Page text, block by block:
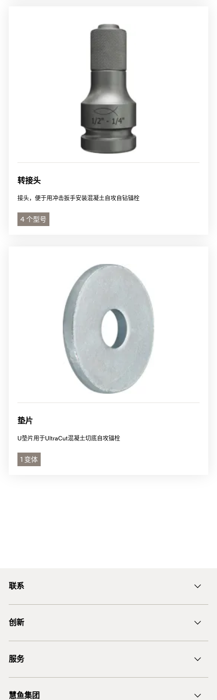
转接头
接头，便于用冲击扳手安装混凝土自攻自钻锚栓
4 个型号
垫片
U垫片用于UltraCut混凝土切底自攻锚栓
1 变体
联系
400-820-3920
创新
后膨胀螺杆锚栓 FAZ II
服务
慧鱼集团